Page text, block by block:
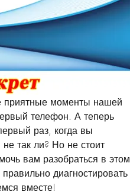
приятные моменты нашей
телефон. А теперь
раз, когда вы
так ли? Но не стоит
вам разобраться в этом
диагностировать
вместе!